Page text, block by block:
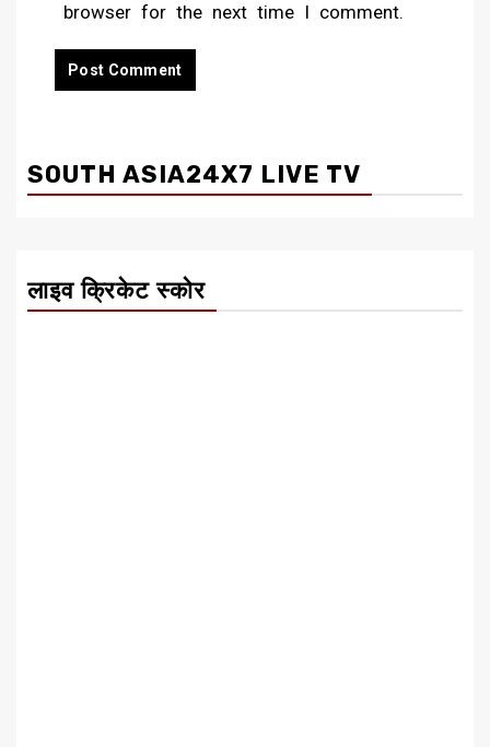
browser for the next time I comment.
SOUTH ASIA24X7 LIVE TV
लाइव क्रिकेट स्कोर